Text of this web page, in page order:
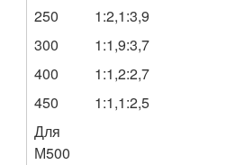
250
1:2,1:3,9
300
1:1,9:3,7
400
1:1,2:2,7
450
1:1,1:2,5
Для
М500